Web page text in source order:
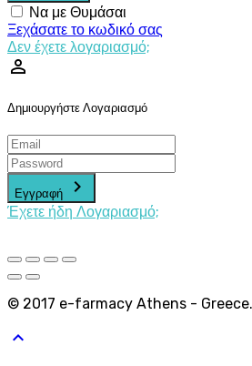
Να με Θυμάσαι
Ξεχάσατε το κωδικό σας
Δεν έχετε λογαριασμό;
perm_identity
Δημιουργήστε Λογαριασμό
Εγγραφή keyboard_arrow_right
Έχετε ήδη Λογαριασμό;
© 2017 e-farmacy Athens -
keyboard_arrow_up